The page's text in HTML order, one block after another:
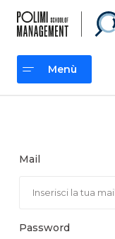
contenuto
Menù
Mail
Password